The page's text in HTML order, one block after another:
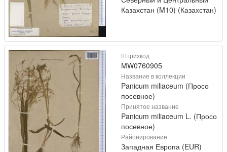
Казахстан (M10) (Казахстан)
Штрихкод
MW0760905
Название в коллекции
Panicum miliaceum (Просо
посевное)
Принятое название
Panicum miliaceum L. (Просо
посевное)
Районирование
Западная Европа (EUR)